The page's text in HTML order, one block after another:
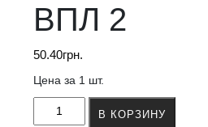
ВПЛ 2
50.40грн.
Цена за 1 шт.
Количество
В КОРЗИНУ